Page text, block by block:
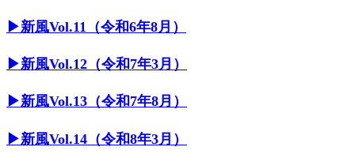
▶︎新風Vol.11（令和6年8月）
▶︎新風Vol.12（令和7年3月）
▶︎新風Vol.13（令和7年8月）
▶︎新風Vol.14（令和8年3月）